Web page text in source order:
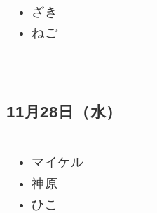
ざき
ねご
11月28日（水）
マイケル
神原
ひこ